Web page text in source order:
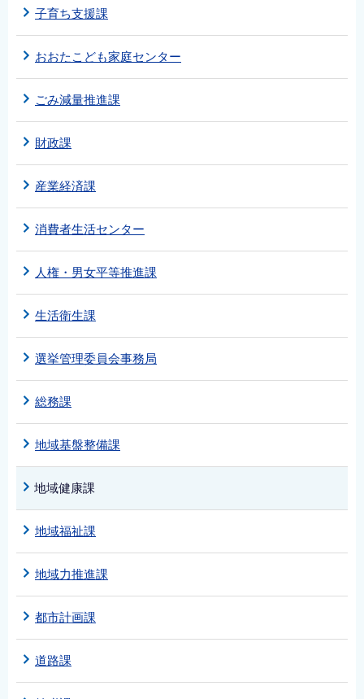
子育ち支援課
おおたこども家庭センター
ごみ減量推進課
財政課
産業経済課
消費者生活センター
人権・男女平等推進課
生活衛生課
選挙管理委員会事務局
総務課
地域基盤整備課
地域健康課
地域福祉課
地域力推進課
都市計画課
道路課